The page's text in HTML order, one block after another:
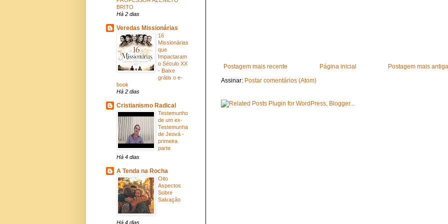
Postagem mais recente Postagem mais antiga
Página inicial
Assinar: Postar comentários (Atom)
BRITO
Há 2 dias
Veredas Missionárias
16
Missionárias
que
Impactaram
o Século XX
- Baixe
grátis o e-
book
Há 2 dias
Cristianismo Radical
Testemunho
de um ex-
Testemunha
de Jeová -
primeira
parte
Há 4 dias
A Tenda na Rocha
Oito
Aspectos
Sobre
Salvação
Há 4 dias